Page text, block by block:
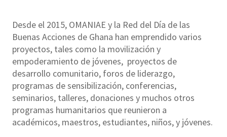
Desde el 2015, OMANIAE y la Red del Día de las
Buenas Acciones de Ghana han emprendido varios
proyectos, tales como la movilización y
empoderamiento de jóvenes, proyectos de
desarrollo comunitario, foros de liderazgo,
programas de sensibilización, conferencias,
seminarios, talleres, donaciones y muchos otros
programas humanitarios que reunieron a
académicos, maestros, estudiantes, niños, y jóvenes.